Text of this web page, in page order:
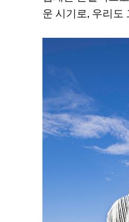
운 시기로, 우리도